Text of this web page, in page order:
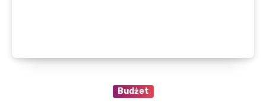
Budżet